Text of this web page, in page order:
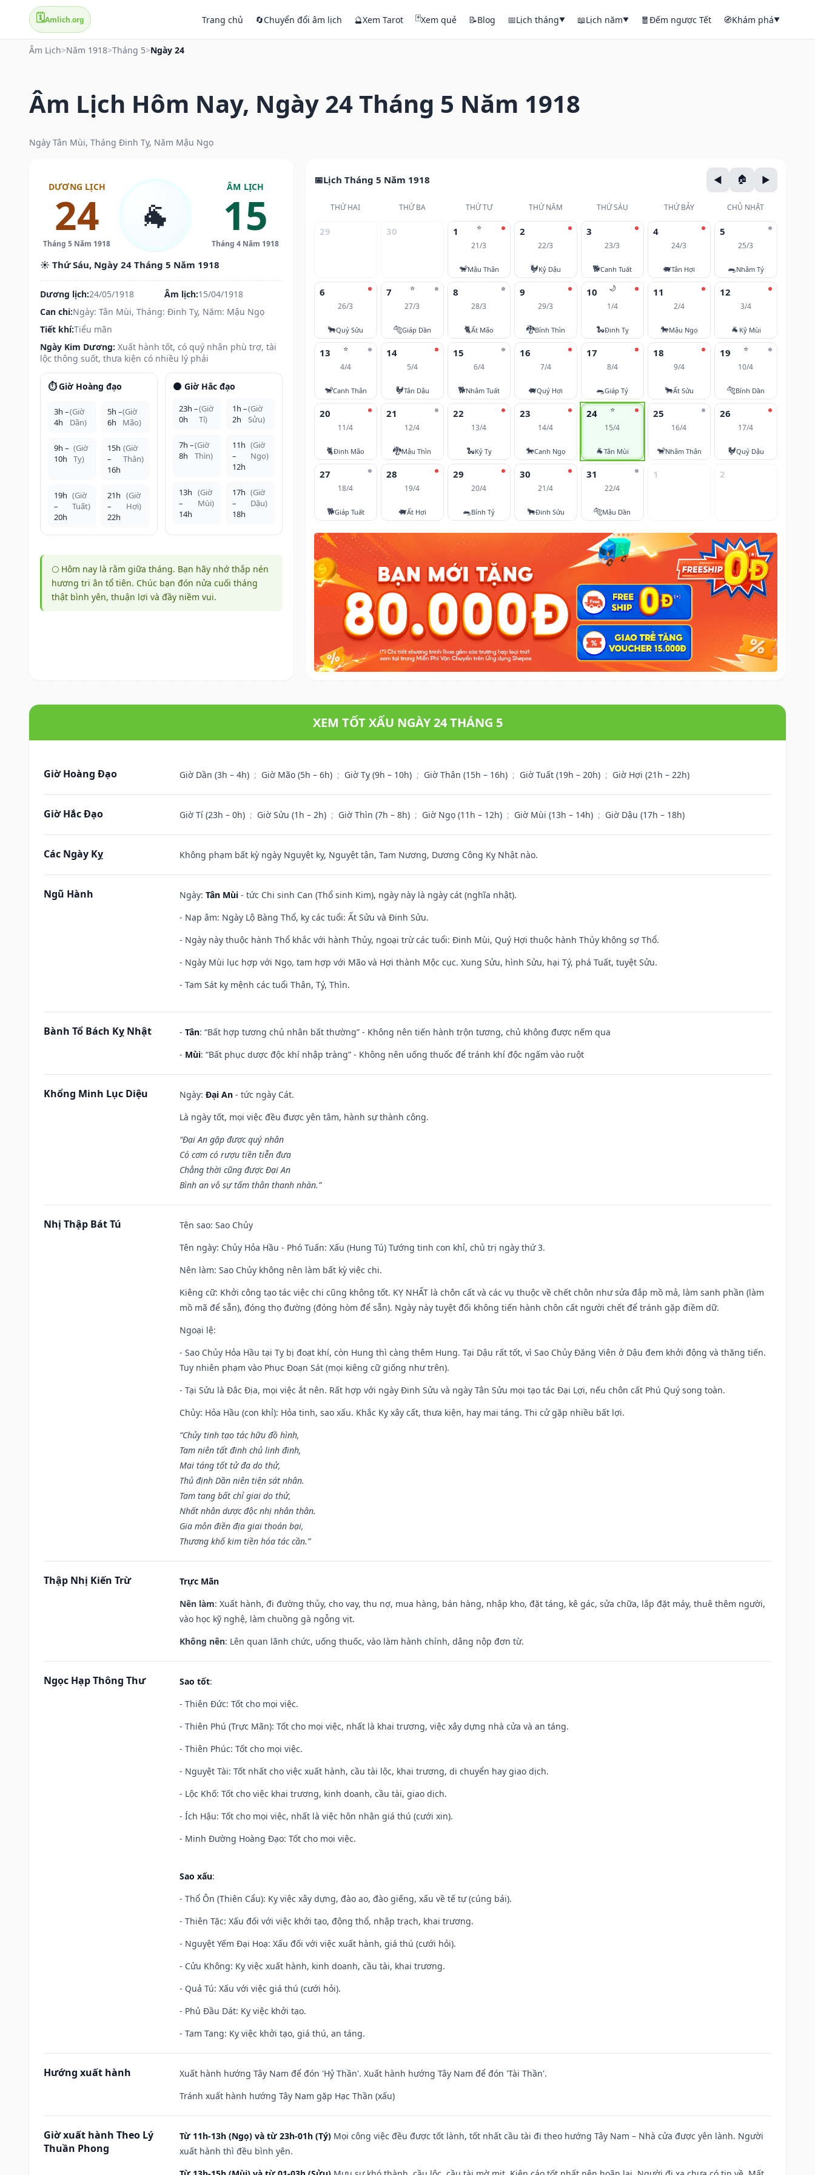
🗓️Amlich.org Trang chủ 🔄Chuyển đổi âm lịch 🔮Xem Tarot 🃏Xem quẻ 📝Blog 📅Lịch tháng▼ 📖Lịch năm▼ 🧧Đếm ngược Tết 🧭Khám phá▼
Âm Lịch>Năm 1918>Tháng 5>Ngày 24
Âm Lịch Hôm Nay, Ngày 24 Tháng 5 Năm 1918
Ngày Tân Mùi, Tháng Đinh Tỵ, Năm Mậu Ngọ
DƯƠNG LỊCH
24
Tháng 5 Năm 1918
🐐
ÂM LỊCH
15
Tháng 4 Năm 1918
☀️ Thứ Sáu, Ngày 24 Tháng 5 Năm 1918
Dương lịch:24/05/1918 Âm lịch:15/04/1918
Can chi:Ngày: Tân Mùi, Tháng: Đinh Tỵ, Năm: Mậu Ngọ
Tiết khí:Tiểu mãn
Ngày Kim Dương: Xuất hành tốt, có quý nhân phù trợ, tài
lộc thông suốt, thưa kiện có nhiều lý phải
⏱️ Giờ Hoàng đạo
3h –
4h
(Giờ
Dần)
5h –
6h
(Giờ
Mão)
9h –
10h
(Giờ
Tỵ)
15h
–
16h
(Giờ
Thân)
19h
–
20h
(Giờ
Tuất)
21h
–
22h
(Giờ
Hợi)
🌑 Giờ Hắc đạo
23h –
0h
(Giờ
Tí)
1h –
2h
(Giờ
Sửu)
7h –
8h
(Giờ
Thìn)
11h
–
12h
(Giờ
Ngọ)
13h
–
14h
(Giờ
Mùi)
17h
–
18h
(Giờ
Dậu)
🌕 Hôm nay là rằm giữa tháng. Bạn hãy nhớ thắp nén
hương tri ân tổ tiên. Chúc bạn đón nửa cuối tháng
thật bình yên, thuận lợi và đầy niềm vui.
Lịch Tháng 5 Năm 1918
THỨ HAI THỨ BA THỨ TƯ THỨ NĂM THỨ SÁU THỨ BẢY CHỦ NHẬT
29 30 ⭐
1
21/3
🐒Mậu Thân
2
22/3
🐓Kỷ Dậu
3
23/3
🐕Canh Tuất
4
24/3
🐖Tân Hợi
5
25/3
🐀Nhâm Tý
6
26/3
🐂Quý Sửu
⭐
7
27/3
🐅Giáp Dần
8
28/3
🐈Ất Mão
9
29/3
🐉Bính Thìn
🌙
10
1/4
🐍Đinh Tỵ
11
2/4
🐎Mậu Ngọ
12
3/4
🐐 Kỷ Mùi
⭐
13
4/4
🐒Canh Thân
14
5/4
🐓Tân Dậu
15
6/4
🐕Nhâm Tuất
16
7/4
🐖Quý Hợi
17
8/4
🐀Giáp Tý
18
9/4
🐂Ất Sửu
⭐
19
10/4
🐅Bính Dần
20
11/4
🐈Đinh Mão
21
12/4
🐉Mậu Thìn
22
13/4
🐍Kỷ Tỵ
23
14/4
🐎Canh Ngọ
⭐
24
15/4
🐐Tân Mùi
25
16/4
🐒Nhâm Thân
26
17/4
🐓Quý Dậu
27
18/4
🐕Giáp Tuất
28
19/4
🐖Ất Hợi
29
20/4
🐀Bính Tý
30
21/4
🐂Đinh Sửu
31
22/4
🐅Mậu Dần
1 2
XEM TỐT XẤU NGÀY 24 THÁNG 5
Giờ Hoàng Đạo Giờ Dần (3h – 4h) ; Giờ Mão (5h – 6h) ; Giờ Tỵ (9h – 10h) ; Giờ Thân (15h – 16h) ; Giờ Tuất (19h – 20h) ; Giờ Hợi (21h – 22h)
Giờ Hắc Đạo Giờ Tí (23h – 0h) ; Giờ Sửu (1h – 2h) ; Giờ Thìn (7h – 8h) ; Giờ Ngọ (11h – 12h) ; Giờ Mùi (13h – 14h) ; Giờ Dậu (17h – 18h)
Các Ngày Kỵ Không phạm bất kỳ ngày Nguyệt kỵ, Nguyệt tận, Tam Nương, Dương Công Kỵ Nhật nào.
Ngũ Hành Ngày: Tân Mùi - tức Chi sinh Can (Thổ sinh Kim), ngày này là ngày cát (nghĩa nhật).
- Nạp âm: Ngày Lộ Bàng Thổ, kỵ các tuổi: Ất Sửu và Đinh Sửu.
- Ngày này thuộc hành Thổ khắc với hành Thủy, ngoại trừ các tuổi: Đinh Mùi, Quý Hợi thuộc hành Thủy không sợ Thổ.
- Ngày Mùi lục hợp với Ngọ, tam hợp với Mão và Hợi thành Mộc cục. Xung Sửu, hình Sửu, hại Tý, phá Tuất, tuyệt Sửu.
- Tam Sát kỵ mệnh các tuổi Thân, Tý, Thìn.
Bành Tổ Bách Kỵ Nhật - Tân: “Bất hợp tương chủ nhân bất thường” - Không nên tiến hành trộn tương, chủ không được nếm qua
- Mùi: “Bất phục dược độc khí nhập tràng” - Không nên uống thuốc để tránh khí độc ngấm vào ruột
Khổng Minh Lục Diệu Ngày: Đại An - tức ngày Cát.
Là ngày tốt, mọi việc đều được yên tâm, hành sự thành công.
“Đại An gặp được quý nhân
Có cơm có rượu tiền tiễn đưa
Chẳng thời cũng được Đại An
Bình an vô sự tấm thân thanh nhàn.”
Nhị Thập Bát Tú Tên sao: Sao Chủy
Tên ngày: Chủy Hỏa Hầu - Phó Tuấn: Xấu (Hung Tú) Tướng tinh con khỉ, chủ trị ngày thứ 3.
Nên làm: Sao Chủy không nên làm bất kỳ việc chi.
Kiêng cữ: Khởi công tạo tác việc chi cũng không tốt. KỴ NHẤT là chôn cất và các vụ thuộc về chết chôn như sửa đắp mồ mả, làm sanh phần (làm
mồ mã để sẵn), đóng thọ đường (đóng hòm để sẵn). Ngày này tuyệt đối không tiến hành chôn cất người chết để tránh gặp điềm dữ.
Ngoại lệ:
- Sao Chủy Hỏa Hầu tại Tỵ bị đoạt khí, còn Hung thì càng thêm Hung. Tại Dậu rất tốt, vì Sao Chủy Đăng Viên ở Dậu đem khởi động và thăng tiến.
Tuy nhiên phạm vào Phục Đoạn Sát (mọi kiêng cữ giống như trên).
- Tại Sửu là Đắc Địa, mọi việc ắt nên. Rất hợp với ngày Đinh Sửu và ngày Tân Sửu mọi tạo tác Đại Lợi, nếu chôn cất Phú Quý song toàn.
Chủy: Hỏa Hầu (con khỉ): Hỏa tinh, sao xấu. Khắc Kỵ xây cất, thưa kiện, hay mai táng. Thi cử gặp nhiều bất lợi.
“Chủy tinh tạo tác hữu đồ hình,
Tam niên tất đinh chủ linh đinh,
Mai táng tốt tử đa do thử,
Thủ định Dần niên tiện sát nhân.
Tam tang bất chỉ giai do thử,
Nhất nhân dược độc nhị nhân thân.
Gia môn điền địa giai thoán bại,
Thương khố kim tiền hóa tác cần.”
Thập Nhị Kiến Trừ
Trực Mãn
Nên làm: Xuất hành, đi đường thủy, cho vay, thu nợ, mua hàng, bán hàng, nhập kho, đặt táng, kê gác, sửa chữa, lắp đặt máy, thuê thêm người,
vào học kỹ nghệ, làm chuồng gà ngỗng vịt.
Không nên: Lên quan lãnh chức, uống thuốc, vào làm hành chính, dâng nộp đơn từ.
Ngọc Hạp Thông Thư Sao tốt:
- Thiên Đức: Tốt cho mọi việc.
- Thiên Phú (Trực Mãn): Tốt cho mọi việc, nhất là khai trương, việc xây dựng nhà cửa và an táng.
- Thiên Phúc: Tốt cho mọi việc.
- Nguyệt Tài: Tốt nhất cho việc xuất hành, cầu tài lộc, khai trương, di chuyển hay giao dịch.
- Lộc Khố: Tốt cho việc khai trương, kinh doanh, cầu tài, giao dịch.
- Ích Hậu: Tốt cho mọi việc, nhất là việc hôn nhân giá thú (cưới xin).
- Minh Đường Hoàng Đạo: Tốt cho mọi việc.
Sao xấu:
- Thổ Ôn (Thiên Cẩu): Kỵ việc xây dựng, đào ao, đào giếng, xấu về tế tự (cúng bái).
- Thiên Tặc: Xấu đối với việc khởi tạo, động thổ, nhập trạch, khai trương.
- Nguyệt Yếm Đại Hoạ: Xấu đối với việc xuất hành, giá thú (cưới hỏi).
- Cửu Không: Kỵ việc xuất hành, kinh doanh, cầu tài, khai trương.
- Quả Tú: Xấu với việc giá thú (cưới hỏi).
- Phủ Đầu Dát: Kỵ việc khởi tạo.
- Tam Tang: Kỵ việc khởi tạo, giá thú, an táng.
Hướng xuất hành
Xuất hành hướng Tây Nam để đón 'Hỷ Thần'. Xuất hành hướng Tây Nam để đón 'Tài Thần'.
Tránh xuất hành hướng Tây Nam gặp Hạc Thần (xấu)
Giờ xuất hành Theo Lý
Thuần Phong
Từ 11h-13h (Ngọ) và từ 23h-01h (Tý) Mọi công việc đều được tốt lành, tốt nhất cầu tài đi theo hướng Tây Nam – Nhà cửa được yên lành. Người
xuất hành thì đều bình yên.